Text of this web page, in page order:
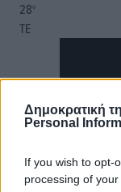
Δημοκρατική
Personal
If you wish to opt-
processing of
28°
ΤΕ